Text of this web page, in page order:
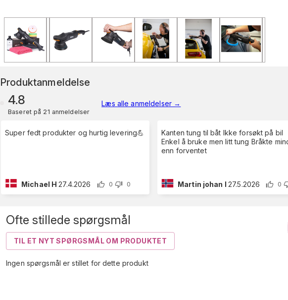
Produktanmeldelse
4.8
Baseret på 21 anmeldelser
Læs alle anmeldelser→
Super fedt produkter og hurtig levering💪
Michael H 27.4.2026 0 0
Kanten tung til båt Ikke forsøkt på bil
Enkel å bruke men litt tung Bråkte mindre
enn forventet
Martin johan I 27.5.2026 0
Ofte stillede spørgsmål
TIL ET NYT SPØRGSMÅL OM PRODUKTET
Ingen spørgsmål er stillet for dette produkt